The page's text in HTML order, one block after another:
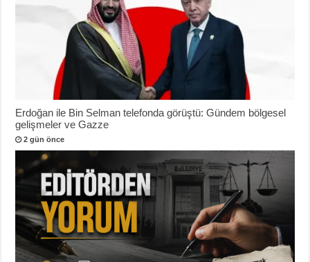
Erdoğan ile Bin Selman telefonda görüştü: Gündem bölgesel
gelişmeler ve Gazze
2 gün önce